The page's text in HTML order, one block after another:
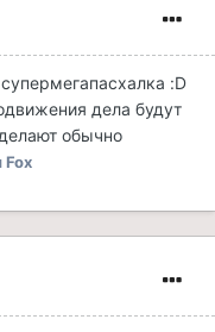
:D
дела будут
обычно
Fox